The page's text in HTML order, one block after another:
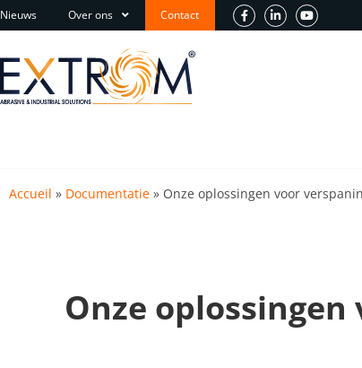
Nieuws Over ons Contact
Accueil » Documentatie » Onze oplossingen voor
Onze